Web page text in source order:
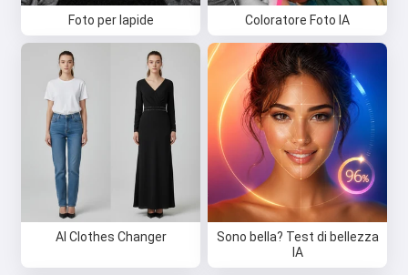
Foto per lapide Coloratore Foto IA
AI Clothes Changer
Sono bella? Test di bellezza
IA